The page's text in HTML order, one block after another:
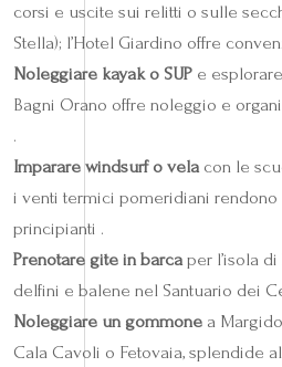
corsi e uscite sui relitti o sulle
Stella); l’Hotel Giardino offre
Noleggiare kayak o SUP e
Bagni Orano offre noleggio e
.
Imparare windsurf o velacon le
i venti termici pomeridiani
principianti .
Prenotare gite in barcaper l’isola di
delfini e balene nel Santuario dei
Noleggiare un gommone a
Cala Cavoli o Fetovaia, splendide